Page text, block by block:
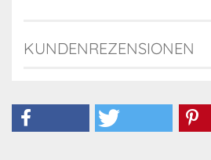
KUNDENREZENSIONEN